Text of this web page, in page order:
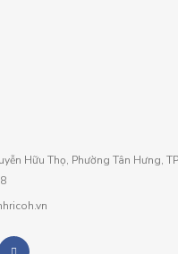
Hữu Thọ, Phường Tân Hưng,